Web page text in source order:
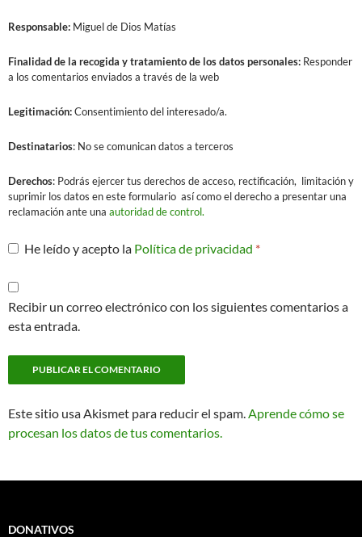
Responsable: Miguel de Dios Matías
Finalidadde la recogida y tratamiento de los datos personales: Responder
a los comentarios enviados a través de la web
Legitimación:Consentimiento del interesado/a.
Destinatarios: No se comunican datos a terceros
Derechos: Podrás ejercer tus derechos de acceso, rectificación, limitación y
suprimir los datos en este formulario así como el derecho a presentar una
reclamación ante una autoridad de control.
He leído y acepto la Política de privacidad *
Recibir un correo electrónico con los siguientes comentarios a
esta entrada.
Este sitio usa Akismet para reducir el spam.Aprende cómo se
procesan los datos de tus comentarios.
DONATIVOS